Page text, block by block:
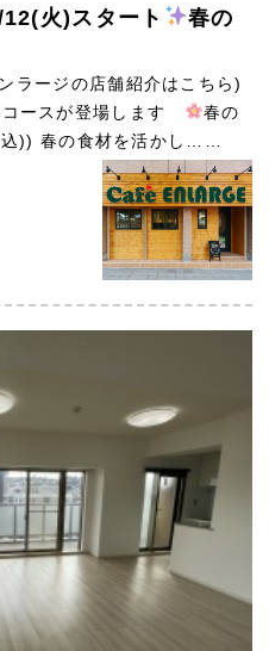
火)スタート
春の
ラージの店舗紹介はこちら)
ースが登場します
春の
)) 春の食材を活かし……